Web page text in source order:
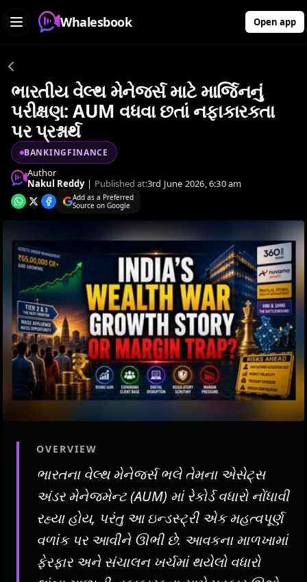
Whalesbook Open app
ભારતીય વેલ્થ મેનેજર્સ માટે માર્જિનનું
પરીક્ષણ: AUM વધવા છતાં નફાકારકતા
પર પ્રશ્નાર્થ
BANKINGFINANCE
Author
Nakul Reddy | Published at:3rd June 2026, 6:30 am
Add as a Preferred
Source on Google
OVERVIEW
ભારતના વેલ્થ મેનેજર્સ ભલે તેમના એસેટ્સ
અંડર મેનેજમેન્ટ (AUM) માં રેકોર્ડ વધારો નોંધાવી
રહ્યા હોય, પરંતુ આ ઇન્ડસ્ટ્રી એક મહત્વપૂર્ણ
વળાંક પર આવીને ઊભી છે. આવકના માળખામાં
ફેરફાર અને સંચાલન ખર્ચમાં થયેલો વધારો